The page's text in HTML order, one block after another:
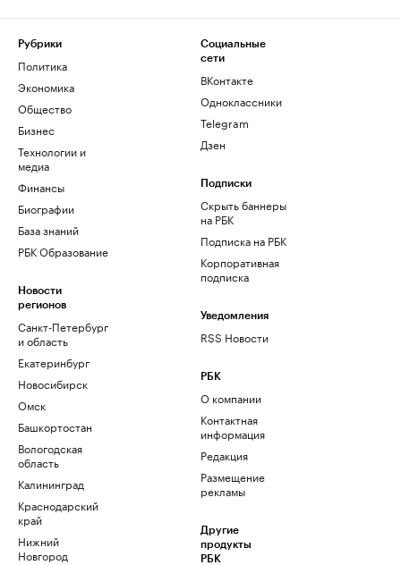
Рубрики
Политика
Экономика
Общество
Бизнес
Технологии и
медиа
Финансы
Биографии
База знаний
РБК Образование
Новости
регионов
Санкт-Петербург
и область
Екатеринбург
Новосибирск
Омск
Башкортостан
Вологодская
область
Калининград
Краснодарский
край
Нижний
Новгород
Социальные
сети
ВКонтакте
Одноклассники
Telegram
Дзен
Подписки
Скрыть баннеры
на РБК
Подписка на РБК
Корпоративная
подписка
Уведомления
RSS Новости
РБК
О компании
Контактная
информация
Редакция
Размещение
рекламы
Другие
продукты
РБК